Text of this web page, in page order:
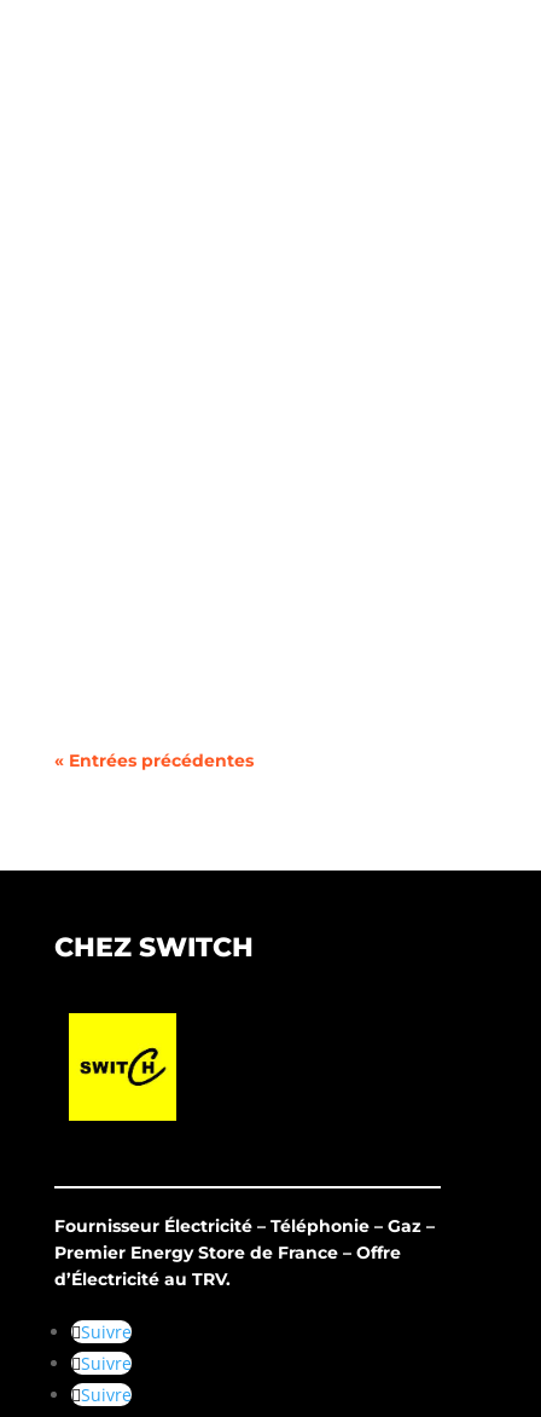
« Entrées précédentes
CHEZ SWITCH
Fournisseur Électricité – Téléphonie – Gaz –
Premier Energy Store de France – Offre
d’Électricité au TRV.
Suivre
Suivre
Suivre